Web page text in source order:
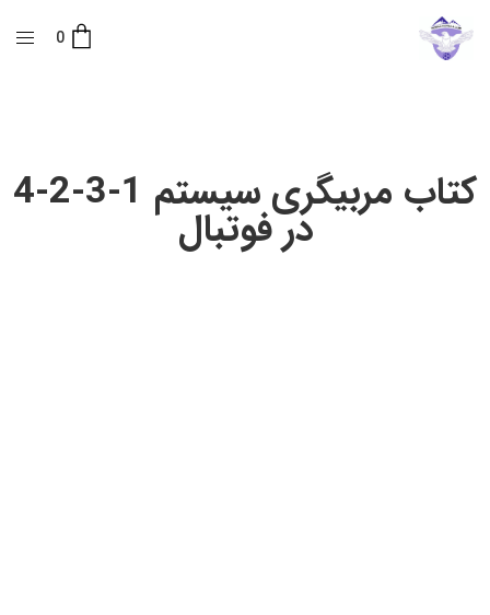
0
کتاب مربیگری سیستم 1-3-2-4
در فوتبال